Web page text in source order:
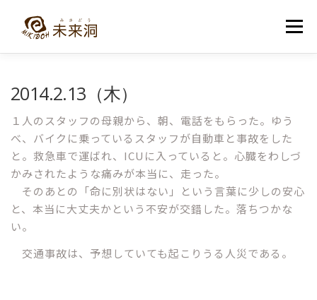
メニュー
入洞・お問い合わせ
2014.2.13（木）
１人のスタッフの母親から、朝、電話をもらった。ゆう
べ、バイクに乗っているスタッフが自動車と事故をした
と。救急車で運ばれ、ICUに入っていると。心臓をわしづ
かみされたような痛みが本当に、走った。
そのあとの「命に別状はない」という言葉に少しの安心
と、本当に大丈夫かという不安が交錯した。落ちつかな
い。
交通事故は、予想していても起こりうる人災である。